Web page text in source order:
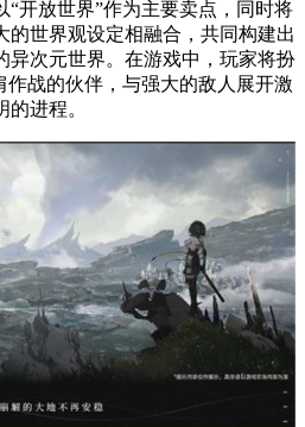
“开放世界”作为主要卖点，同时将
的世界观设定相融合，共同构建出
异次元世界。在游戏中，玩家将扮
作战的伙伴，与强大的敌人展开激
进程。